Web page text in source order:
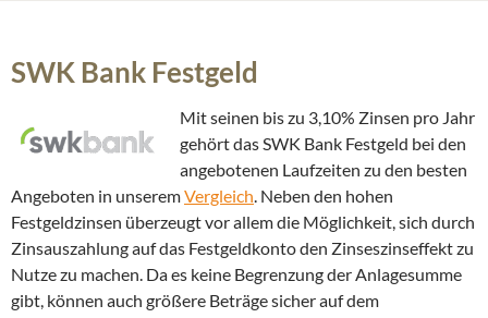
SWK Bank Festgeld
Mit seinen bis zu 3,10% Zinsen pro Jahr
gehört das SWK Bank Festgeld bei den
angebotenen Laufzeiten zu den besten
Angeboten in unseremVergleich. Neben den hohen
Festgeldzinsen überzeugt vor allem die Möglichkeit, sich durch
Zinsauszahlung auf das Festgeldkonto den Zinseszinseffekt zu
Nutze zu machen. Da es keine Begrenzung der Anlagesumme
gibt, können auch größere Beträge sicher auf dem